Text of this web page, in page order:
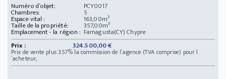
Numéro d´objet:
PCY0017
Chambres: 5
Espace vital : 163,00m²
Taille de la propriété: 357,00m²
Emplacement - la région : Famagusta(CY) Chypre
Prix :
324.500,00 €
Prix de vente plus 3.57% la commission de l´agence (TVA comprise) pour l
´acheteur,